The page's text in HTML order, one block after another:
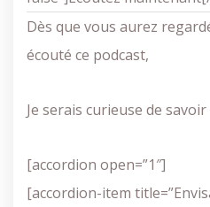
Dès que vous aurez
écouté ce podcast,
Je serais curieuse de
[accordion open=”1″]
[accordion-item